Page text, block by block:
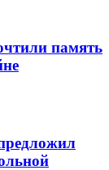
память